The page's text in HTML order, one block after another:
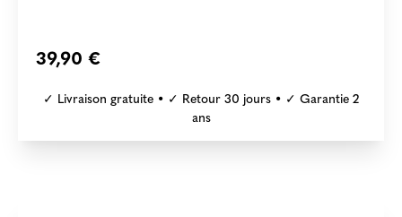
39,90 €
✓ Livraison gratuite • ✓ Retour 30 jours • ✓ Garantie 2
ans